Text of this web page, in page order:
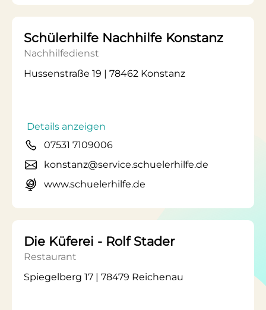
Schülerhilfe Nachhilfe Konstanz
Nachhilfedienst
Hussenstraße 19 | 78462 Konstanz
Details anzeigen
07531 7109006
konstanz@service.schuelerhilfe.de
www.schuelerhilfe.de
Die Küferei - Rolf Stader
Restaurant
Spiegelberg 17 | 78479 Reichenau